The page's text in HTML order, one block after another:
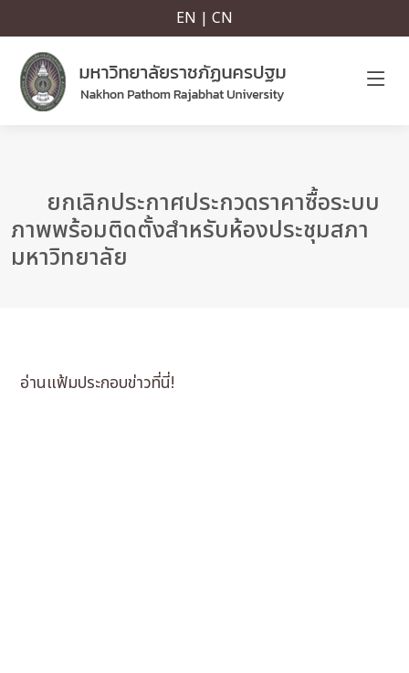
EN | CN
ยกเลิกประกาศประกวดราคาซื้อระบบ
ภาพพร้อมติดตั้งสำหรับห้องประชุมสภา
มหาวิทยาลัย
อ่านแฟ้มประกอบข่าวที่นี่!